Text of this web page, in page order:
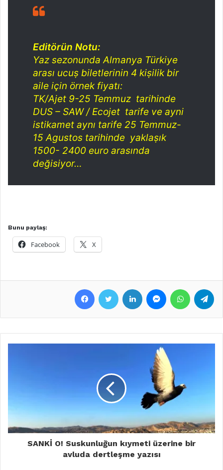
Editörün Notu:
Yaz sezonunda Almanya Türkiye
arası ucuṣ biletlerinin 4 kiṣilik bir
aile iҫin örnek fiyatı:
TK/Ajet 9-25 Temmuz tarihinde
DUS – SAW / Ecojet tarife ve ayni
istikamet aynı tarife 25 Temmuz-
15 Agustos tarihinde yaklaṣık
1500- 2400 euro arasında
değisiyor…
Bunu paylaş:
Facebook X
SANKİ O! Suskunluğun kıymeti üzerine bir
avluda dertleşme yazısı